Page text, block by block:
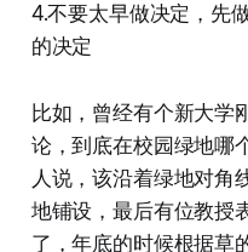
4.不要太早做决定，先
的决定
比如，曾经有个新大学
论，到底在校园绿地哪
人说，该沿着绿地对角
地铺设，最后有位教授
了，年底的时候根据草